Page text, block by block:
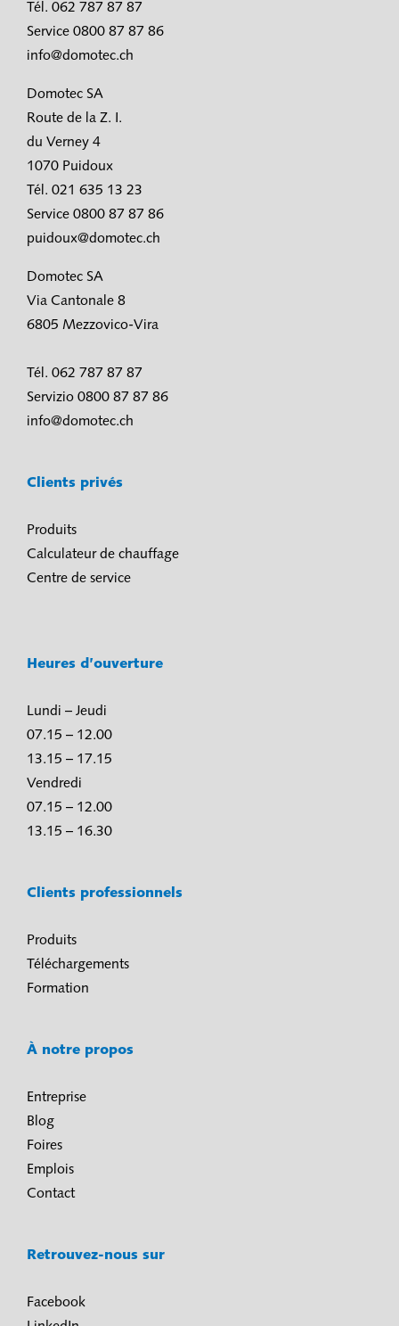
Tél. 062 787 87 87
Service 0800 87 87 86
info@domotec.ch
Domotec SA
Route de la Z. I.
du Verney 4
1070 Puidoux
Tél. 021 635 13 23
Service 0800 87 87 86
puidoux@domotec.ch
Domotec SA
Via Cantonale 8
6805 Mezzovico-Vira
Tél. 062 787 87 87
Servizio 0800 87 87 86
info@domotec.ch
Clients privés
Produits
Calculateur de chauffage
Centre de service
Heures d’ouverture
Lundi – Jeudi
07.15 – 12.00
13.15 – 17.15
Vendredi
07.15 – 12.00
13.15 – 16.30
Clients professionnels
Produits
Téléchargements
Formation
À notre propos
Entreprise
Blog
Foires
Emplois
Contact
Retrouvez-nous sur
Facebook